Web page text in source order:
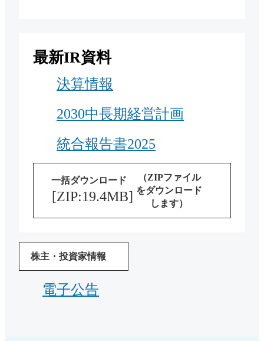
最新IR資料
決算情報
2030中長期経営計画
統合報告書2025
一括ダウンロード
[ZIP:19.4MB]
（ZIPファイル
をダウンロード
します）
株主・投資家情報
電子公告